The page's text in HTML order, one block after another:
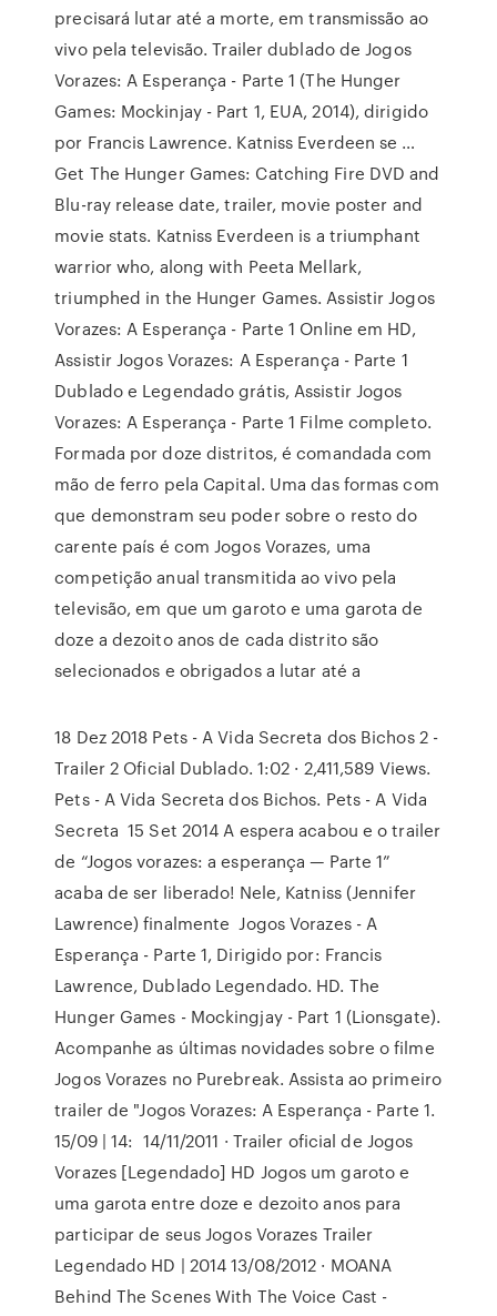
precisará lutar até a morte, em transmissão ao
vivo pela televisão. Trailer dublado de Jogos
Vorazes: A Esperança - Parte 1 (The Hunger
Games: Mockinjay - Part 1, EUA, 2014), dirigido
por Francis Lawrence. Katniss Everdeen se …
Get The Hunger Games: Catching Fire DVD and
Blu-ray release date, trailer, movie poster and
movie stats. Katniss Everdeen is a triumphant
warrior who, along with Peeta Mellark,
triumphed in the Hunger Games. Assistir Jogos
Vorazes: A Esperança - Parte 1 Online em HD,
Assistir Jogos Vorazes: A Esperança - Parte 1
Dublado e Legendado grátis, Assistir Jogos
Vorazes: A Esperança - Parte 1 Filme completo.
Formada por doze distritos, é comandada com
mão de ferro pela Capital. Uma das formas com
que demonstram seu poder sobre o resto do
carente país é com Jogos Vorazes, uma
competição anual transmitida ao vivo pela
televisão, em que um garoto e uma garota de
doze a dezoito anos de cada distrito são
selecionados e obrigados a lutar até a
18 Dez 2018 Pets - A Vida Secreta dos Bichos 2 -
Trailer 2 Oficial Dublado. 1:02 · 2,411,589 Views.
Pets - A Vida Secreta dos Bichos. Pets - A Vida
Secreta 15 Set 2014 A espera acabou e o trailer
de “Jogos vorazes: a esperança — Parte 1”
acaba de ser liberado! Nele, Katniss (Jennifer
Lawrence) finalmente Jogos Vorazes - A
Esperança - Parte 1, Dirigido por: Francis
Lawrence, Dublado Legendado. HD. The
Hunger Games - Mockingjay - Part 1 (Lionsgate).
Acompanhe as últimas novidades sobre o filme
Jogos Vorazes no Purebreak. Assista ao primeiro
trailer de "Jogos Vorazes: A Esperança - Parte 1.
15/09 | 14: 14/11/2011 · Trailer oficial de Jogos
Vorazes [Legendado] HD Jogos um garoto e
uma garota entre doze e dezoito anos para
participar de seus Jogos Vorazes Trailer
Legendado HD | 2014 13/08/2012 · MOANA
Behind The Scenes With The Voice Cast -